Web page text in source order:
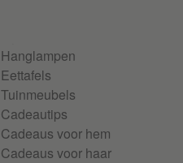
Hanglampen
Eettafels
Tuinmeubels
Cadeautips
Cadeaus voor hem
Cadeaus voor haar